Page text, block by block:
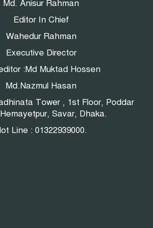
Md. Anisur Rahman
Editor In Chief
Wahedur Rahman
Executive Director
:Md Muktad Hossen
Md.Nazmul Hasan
Tower , 1st Floor, Poddar
Savar, Dhaka.
Line : 01322939000.